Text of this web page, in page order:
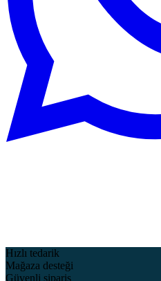
Hızlı tedarik
Mağaza desteği
Güvenli sipariş